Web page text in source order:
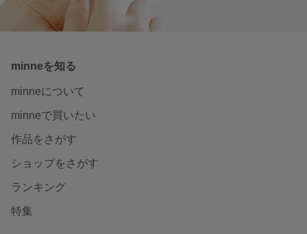
minneを知る
minneについて
minneで買いたい
作品をさがす
ショップをさがす
ランキング
特集